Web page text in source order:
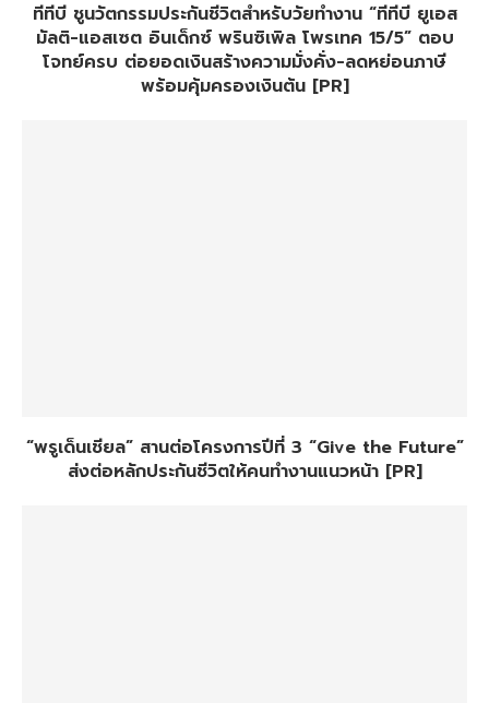
ทีทีบี ชูนวัตกรรมประกันชีวิตสำหรับวัยทำงาน “ทีทีบี ยูเอส
มัลติ-แอสเซต อินเด็กซ์ พรินซิเพิล โพรเทค 15/5” ตอบ
โจทย์ครบ ต่อยอดเงินสร้างความมั่งคั่ง-ลดหย่อนภาษี
พร้อมคุ้มครองเงินต้น [PR]
“พรูเด็นเชียล” สานต่อโครงการปีที่ 3 “Give the Future”
ส่งต่อหลักประกันชีวิตให้คนทำงานแนวหน้า [PR]